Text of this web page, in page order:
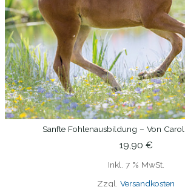
IN DEN WARENKORB
Sanfte Fohlenausbildung – Von
19,90 €
Inkl. 7 % MwSt.
Zzgl. Versandkosten